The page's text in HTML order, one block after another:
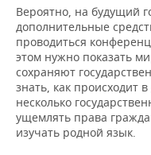
Вероятно, на будущий
дополнительные
проводиться
этом нужно показать
сохраняют
знать, как происходит
несколько
ущемлять права
изучать родной язык.